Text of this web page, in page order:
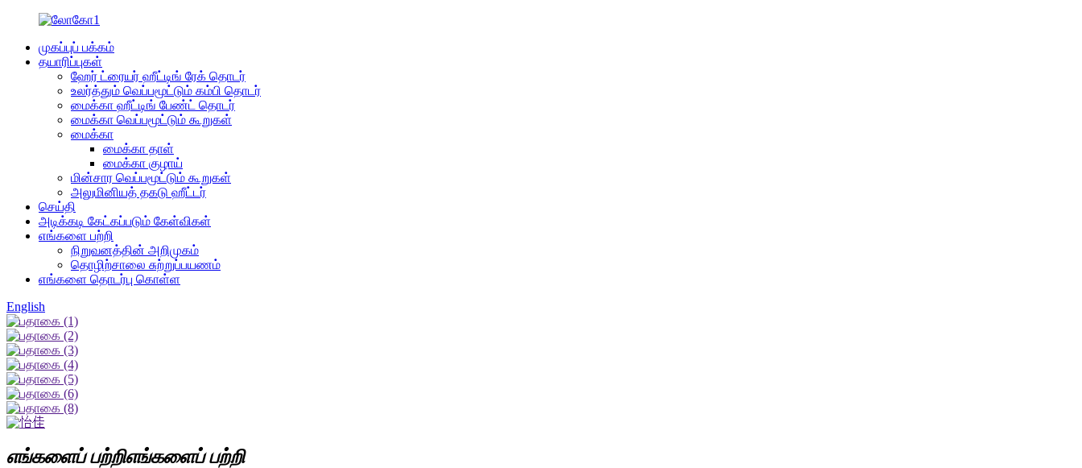
முகப்புப் பக்கம்
தயாரிப்புகள்
ஹேர் ட்ரையர் ஹீட்டிங் ரேக் தொடர்
உலர்த்தும் வெப்பமூட்டும் கம்பி தொடர்
மைக்கா ஹீட்டிங் பேண்ட் தொடர்
மைக்கா வெப்பமூட்டும் கூறுகள்
மைக்கா
மைக்கா தாள்
மைக்கா குழாய்
மின்சார வெப்பமூட்டும் கூறுகள்
அலுமினியத் தகடு ஹீட்டர்
செய்தி
அடிக்கடி கேட்கப்படும் கேள்விகள்
எங்களை பற்றி
நிறுவனத்தின் அறிமுகம்
தொழிற்சாலை சுற்றுப்பயணம்
எங்களை தொடர்பு கொள்ள
English
எங்களைப் பற்றிஎங்களைப் பற்றி